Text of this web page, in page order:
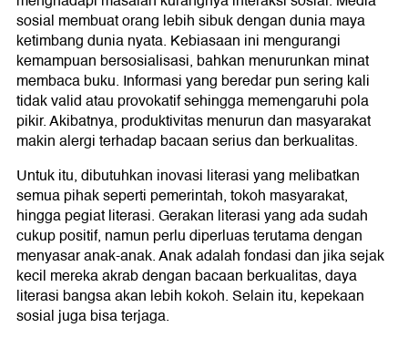
sosial membuat orang lebih sibuk dengan dunia maya
ketimbang dunia nyata. Kebiasaan ini mengurangi
kemampuan bersosialisasi, bahkan menurunkan minat
membaca buku. Informasi yang beredar pun sering kali
tidak valid atau provokatif sehingga memengaruhi pola
pikir. Akibatnya, produktivitas menurun dan masyarakat
makin alergi terhadap bacaan serius dan berkualitas.
Untuk itu, dibutuhkan inovasi literasi yang melibatkan
semua pihak seperti pemerintah, tokoh masyarakat,
hingga pegiat literasi. Gerakan literasi yang ada sudah
cukup positif, namun perlu diperluas terutama dengan
menyasar anak-anak. Anak adalah fondasi dan jika sejak
kecil mereka akrab dengan bacaan berkualitas, daya
literasi bangsa akan lebih kokoh. Selain itu, kepekaan
sosial juga bisa terjaga.